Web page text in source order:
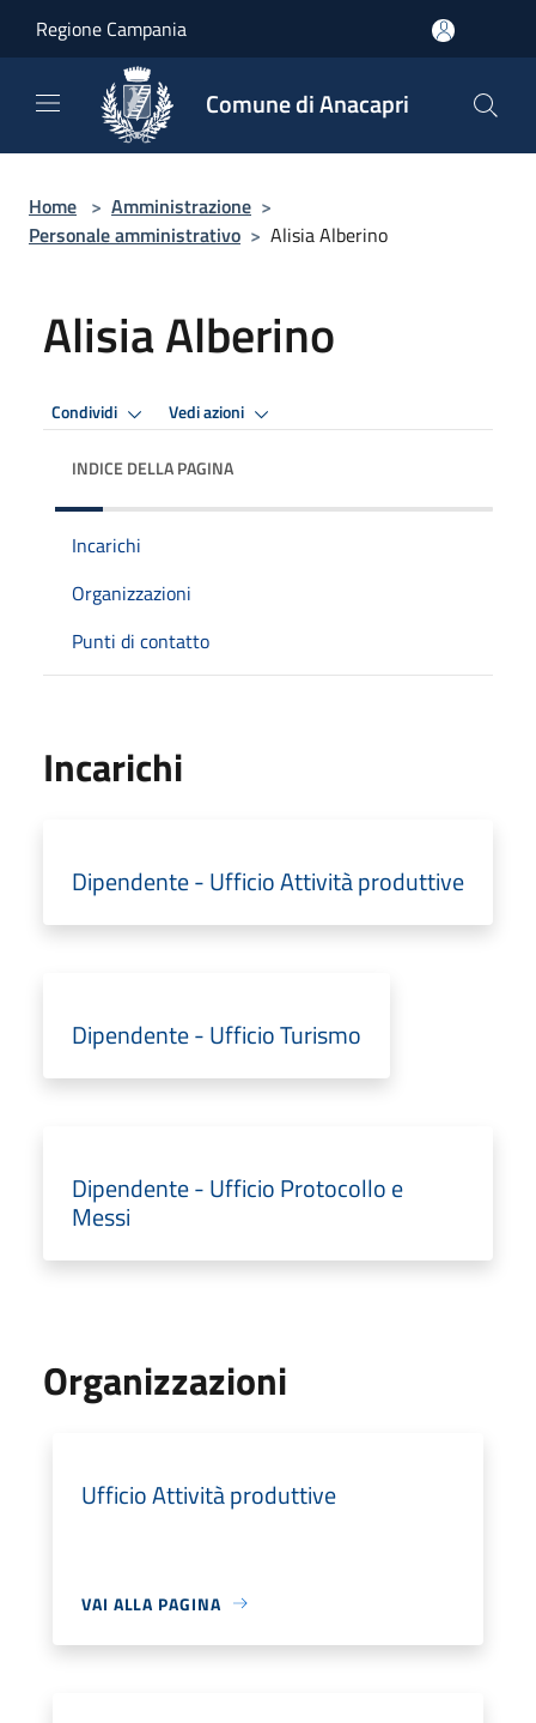
Regione Campania
Comune di Anacapri
Home > Amministrazione >
Personale amministrativo > Alisia Alberino
Alisia Alberino
Condividi Vedi azioni
INDICE DELLA PAGINA
Incarichi
Organizzazioni
Punti di contatto
Incarichi
Dipendente - Ufficio Attività produttive
Dipendente - Ufficio Turismo
Dipendente - Ufficio Protocollo e
Messi
Organizzazioni
Ufficio Attività produttive
VAI ALLA PAGINA